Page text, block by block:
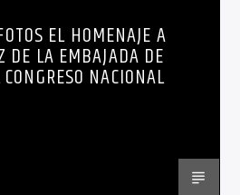
EL HOMENAJE A
DE LA EMBAJADA DE
NACIONAL